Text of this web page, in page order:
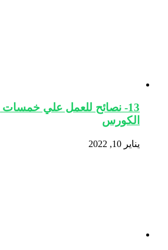
13- نصائح للعمل علي خمسات
الكورس
يناير 10, 2022